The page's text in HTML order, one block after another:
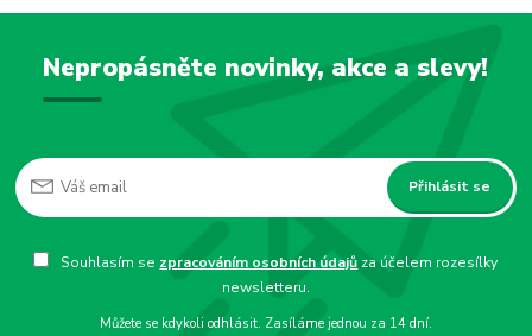
Nepropásněte novinky, akce a slevy!
Přihlásit se
Souhlasím se zpracováním osobních údajů za účelem rozesílky
newsletteru.
Můžete se kdykoli odhlásit. Zasíláme jednou za 14 dní.